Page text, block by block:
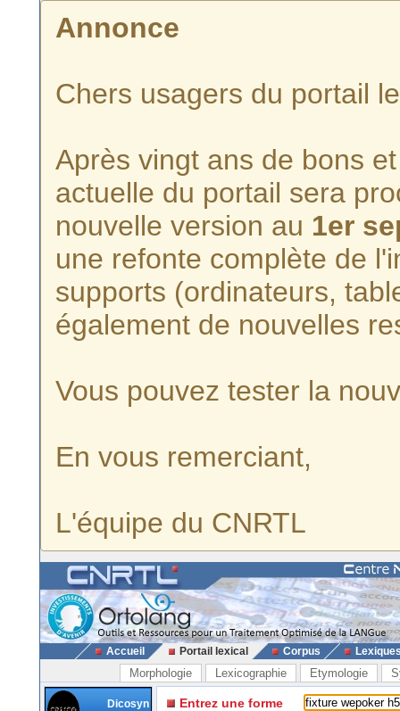
Annonce
Chers usagers du portail
Après vingt ans de bons
actuelle du portail sera
nouvelle version au 1er
une refonte complète de
supports (ordinateurs,
également de nouvelles
Vous pouvez tester la
En vous remerciant,
L'équipe du CNRTL
Accueil Portail lexical Corpus
Morphologie Lexicographie Etymologie
Dicosyn
Entrez une forme